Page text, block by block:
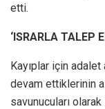
etti.
‘ISRARLA TALEP
Kayıplar için adalet
devam ettiklerinin
savunucuları